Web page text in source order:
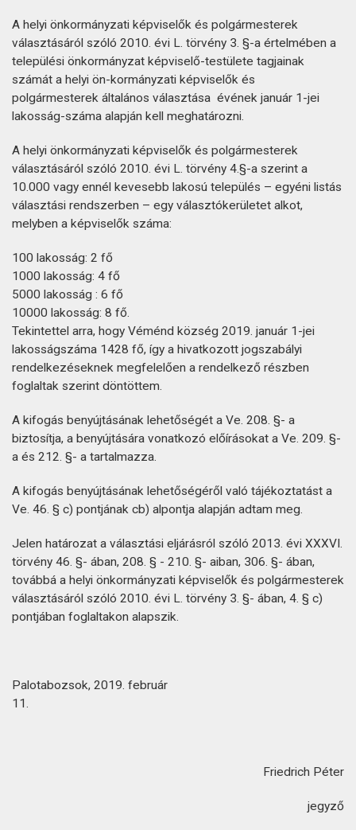
A helyi önkormányzati képviselők és polgármesterek
választásáról szóló 2010. évi L. törvény 3. §-a értelmében a
települési önkormányzat képviselő-testülete tagjainak
számát a helyi ön-kormányzati képviselők és
polgármesterek általános választása évének január 1-jei
lakosság-száma alapján kell meghatározni.
A helyi önkormányzati képviselők és polgármesterek
választásáról szóló 2010. évi L. törvény 4.§-a szerint a
10.000 vagy ennél kevesebb lakosú település – egyéni listás
választási rendszerben – egy választókerületet alkot,
melyben a képviselők száma:
100 lakosság: 2 fő
1000 lakosság: 4 fő
5000 lakosság : 6 fő
10000 lakosság: 8 fő.
Tekintettel arra, hogy Véménd község 2019. január 1-jei
lakosságszáma 1428 fő, így a hivatkozott jogszabályi
rendelkezéseknek megfelelően a rendelkező részben
foglaltak szerint döntöttem.
A kifogás benyújtásának lehetőségét a Ve. 208. §- a
biztosítja, a benyújtására vonatkozó előírásokat a Ve. 209. §-
a és 212. §- a tartalmazza.
A kifogás benyújtásának lehetőségéről való tájékoztatást a
Ve. 46. § c) pontjának cb) alpontja alapján adtam meg.
Jelen határozat a választási eljárásról szóló 2013. évi XXXVI.
törvény 46. §- ában, 208. § - 210. §- aiban, 306. §- ában,
továbbá a helyi önkormányzati képviselők és polgármesterek
választásáról szóló 2010. évi L. törvény 3. §- ában, 4. § c)
pontjában foglaltakon alapszik.
Palotabozsok, 2019. február
11.
Friedrich Péter
jegyző